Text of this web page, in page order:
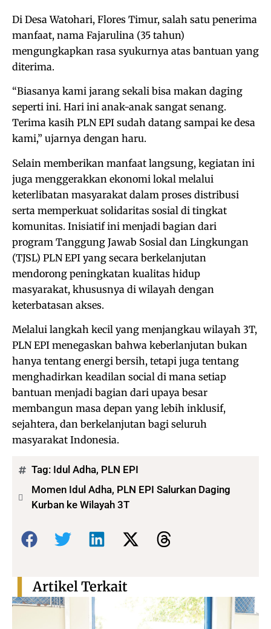
Di Desa Watohari, Flores Timur, salah satu penerima
manfaat, nama Fajarulina (35 tahun)
mengungkapkan rasa syukurnya atas bantuan yang
diterima.
“Biasanya kami jarang sekali bisa makan daging
seperti ini. Hari ini anak-anak sangat senang.
Terima kasih PLN EPI sudah datang sampai ke desa
kami,” ujarnya dengan haru.
Selain memberikan manfaat langsung, kegiatan ini
juga menggerakkan ekonomi lokal melalui
keterlibatan masyarakat dalam proses distribusi
serta memperkuat solidaritas sosial di tingkat
komunitas. Inisiatif ini menjadi bagian dari
program Tanggung Jawab Sosial dan Lingkungan
(TJSL) PLN EPI yang secara berkelanjutan
mendorong peningkatan kualitas hidup
masyarakat, khususnya di wilayah dengan
keterbatasan akses.
Melalui langkah kecil yang menjangkau wilayah 3T,
PLN EPI menegaskan bahwa keberlanjutan bukan
hanya tentang energi bersih, tetapi juga tentang
menghadirkan keadilan social di mana setiap
bantuan menjadi bagian dari upaya besar
membangun masa depan yang lebih inklusif,
sejahtera, dan berkelanjutan bagi seluruh
masyarakat Indonesia.
Tag: Idul Adha, PLN EPI
Momen Idul Adha, PLN EPI Salurkan Daging
Kurban ke Wilayah 3T
Bagikan:
Artikel Terkait